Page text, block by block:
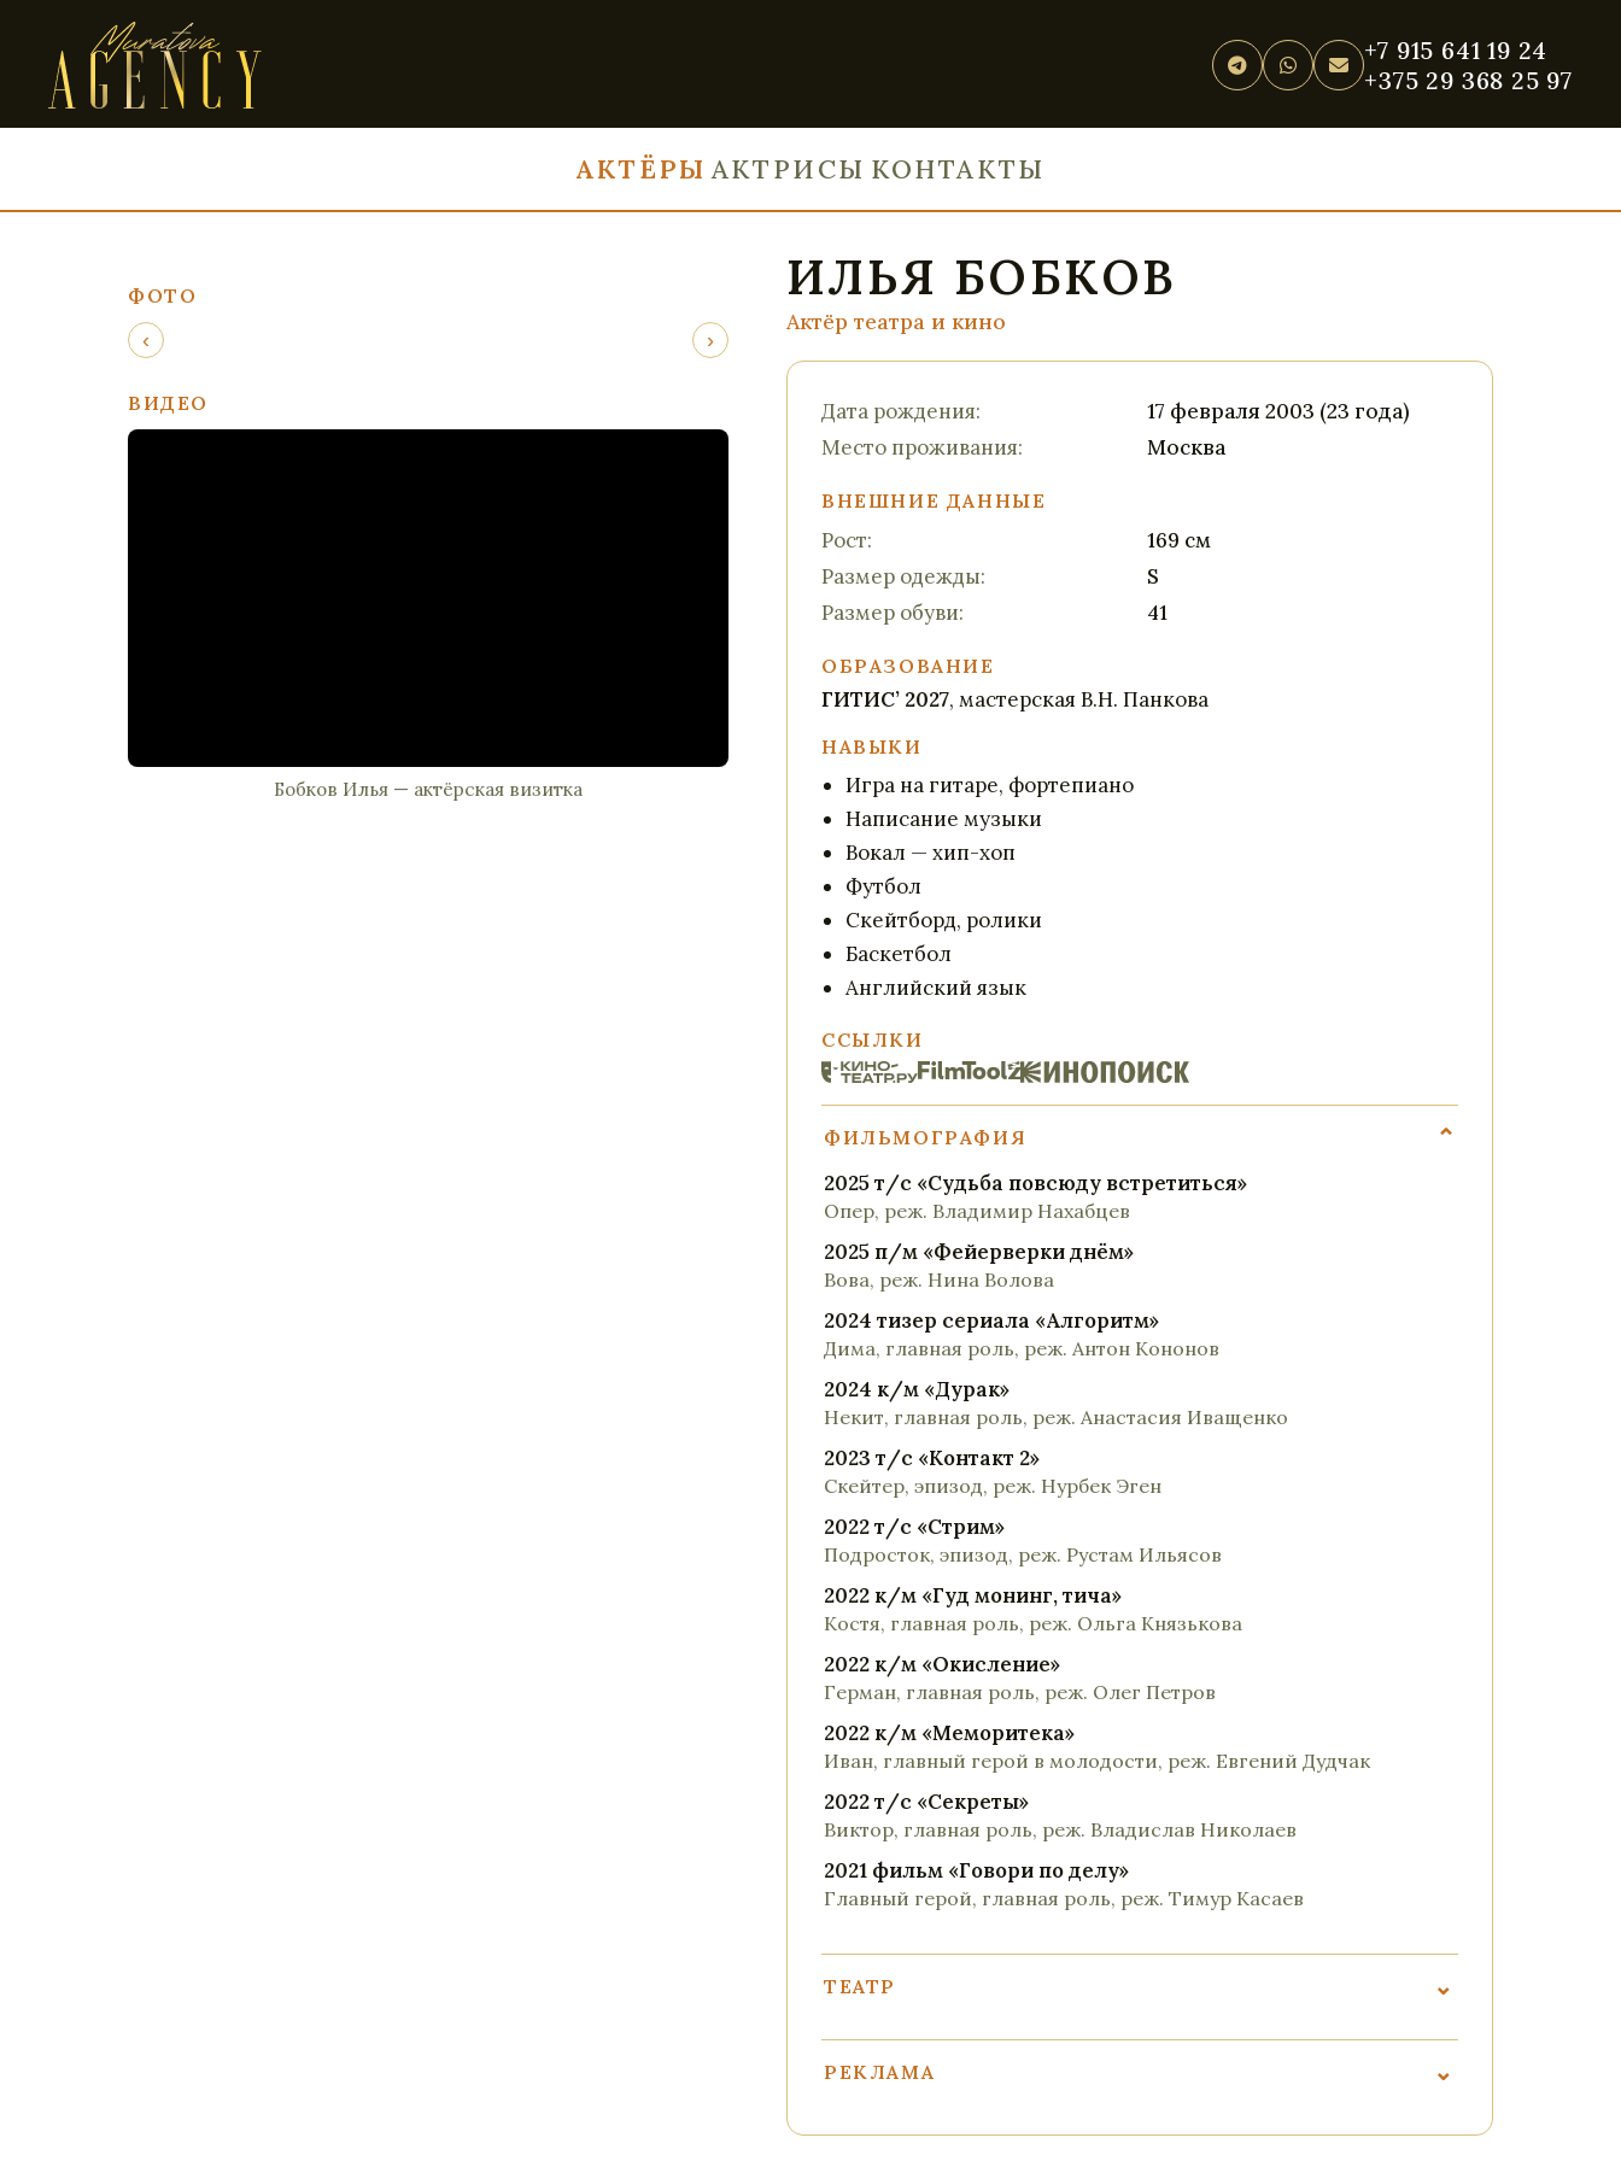
+7 915 641 19 24
+375 29 368 25 97
АКТЁРЫ АКТРИСЫ КОНТАКТЫ
ФОТО
‹
›
ВИДЕО
Бобков Илья — актёрская визитка
ИЛЬЯ БОБКОВ
Актёр театра и кино
Дата рождения:
17 февраля 2003 (23 года)
Место проживания:
Москва
ВНЕШНИЕ ДАННЫЕ
Рост:
169 см
Размер одежды:
S
Размер обуви:
41
ОБРАЗОВАНИЕ
ГИТИС’ 2027, мастерская В.Н. Панкова
НАВЫКИ
Игра на гитаре, фортепиано
Написание музыки
Вокал — хип-хоп
Футбол
Скейтборд, ролики
Баскетбол
Английский язык
ССЫЛКИ
ФИЛЬМОГРАФИЯ ⌄
2025 т/с «Судьба повсюду встретиться»
Опер, реж. Владимир Нахабцев
2025 п/м «Фейерверки днём»
Вова, реж. Нина Волова
2024 тизер сериала «Алгоритм»
Дима, главная роль, реж. Антон Кононов
2024 к/м «Дурак»
Некит, главная роль, реж. Анастасия Иващенко
2023 т/с «Контакт 2»
Скейтер, эпизод, реж. Нурбек Эген
2022 т/с «Стрим»
Подросток, эпизод, реж. Рустам Ильясов
2022 к/м «Гуд монинг, тича»
Костя, главная роль, реж. Ольга Князькова
2022 к/м «Окисление»
Герман, главная роль, реж. Олег Петров
2022 к/м «Меморитека»
Иван, главный герой в молодости, реж. Евгений Дудчак
2022 т/с «Секреты»
Виктор, главная роль, реж. Владислав Николаев
2021 фильм «Говори по делу»
Главный герой, главная роль, реж. Тимур Касаев
ТЕАТР ⌄
Роль, театр / режиссёр
РЕКЛАМА ⌄